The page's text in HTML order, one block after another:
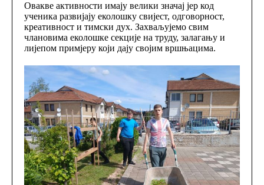
Овакве активности имају велики значај јер код
ученика развијају еколошку свијест, одговорност,
креативност и тимски дух. Захваљујемо свим
члановима еколошке секције на труду, залагању и
лијепом примјеру који дају својим вршњацима.